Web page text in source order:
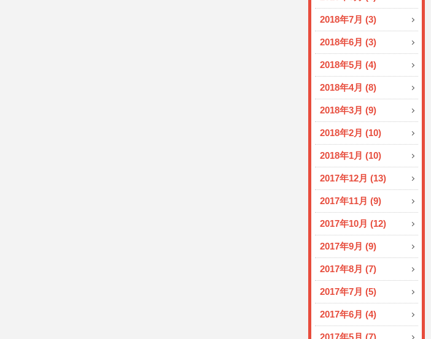
2018年7月 (3)
2018年6月 (3)
2018年5月 (4)
2018年4月 (8)
2018年3月 (9)
2018年2月 (10)
2018年1月 (10)
2017年12月 (13)
2017年11月 (9)
2017年10月 (12)
2017年9月 (9)
2017年8月 (7)
2017年7月 (5)
2017年6月 (4)
2017年5月 (7)